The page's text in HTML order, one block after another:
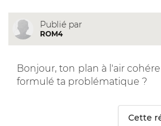
Publié par
ROM4
Bonjour, ton plan à l'air
formulé ta problématique ?
Cette